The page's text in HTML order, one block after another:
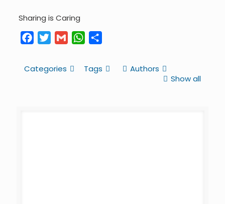
Sharing is Caring
FacebookTwitterGmail WhatsApp
Categories Tags
Authors
Show all